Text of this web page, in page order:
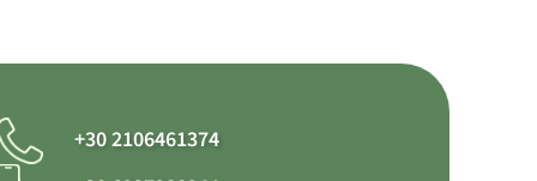
+30 2106461374